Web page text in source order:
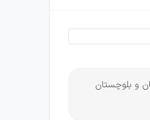
و بلوچستان